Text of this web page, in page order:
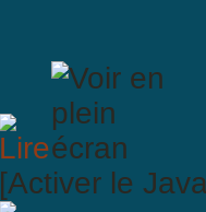
[Activer le